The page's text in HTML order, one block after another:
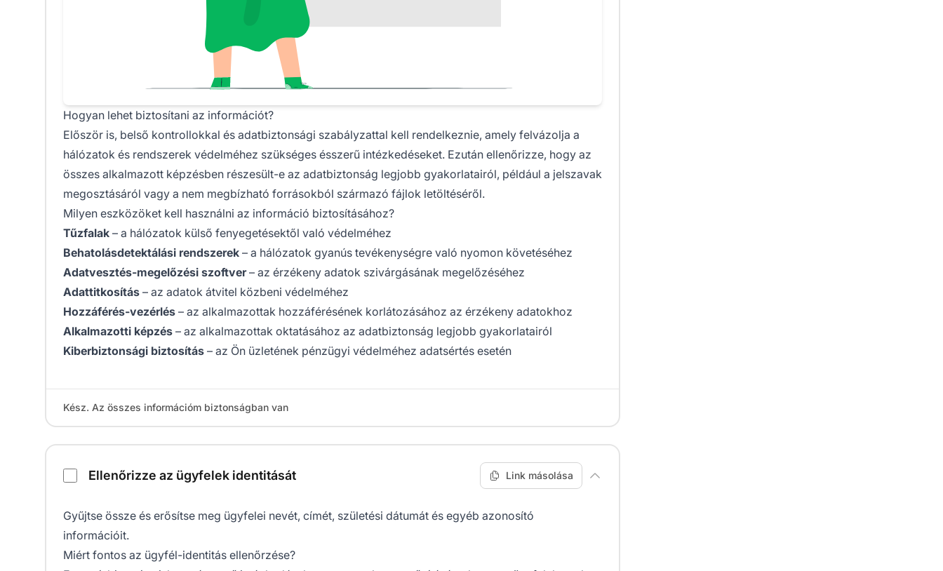
Hogyan lehet biztosítani az információt?
Először is, belső kontrollokkal és adatbiztonsági szabályzattal kell rendelkeznie, amely felvázolja a
hálózatok és rendszerek védelméhez szükséges ésszerű intézkedéseket. Ezután ellenőrizze, hogy az
összes alkalmazott képzésben részesült-e az adatbiztonság legjobb gyakorlatairól, például a jelszavak
megosztásáról vagy a nem megbízható forrásokból származó fájlok letöltéséről.
Milyen eszközöket kell használni az információ biztosításához?
Tűzfalak – a hálózatok külső fenyegetésektől való védelméhez
Behatolásdetektálási rendszerek – a hálózatok gyanús tevékenységre való nyomon követéséhez
Adatvesztés-megelőzési szoftver– az érzékeny adatok szivárgásának megelőzéséhez
Adattitkosítás – az adatok átvitel közbeni védelméhez
Hozzáférés-vezérlés – az alkalmazottak hozzáférésének korlátozásához az érzékeny adatokhoz
Alkalmazotti képzés – az alkalmazottak oktatásához az adatbiztonság legjobb gyakorlatairól
Kiberbiztonsági biztosítás – az Ön üzletének pénzügyi védelméhez adatsértés esetén
Kész. Az összes információm biztonságban van
Ellenőrizze az ügyfelek identitását Link másolása
Gyűjtse össze és erősítse meg ügyfelei nevét, címét, születési dátumát és egyéb azonosító
információit.
Miért fontos az ügyfél-identitás ellenőrzése?